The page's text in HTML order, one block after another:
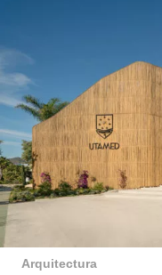
Arquitectura